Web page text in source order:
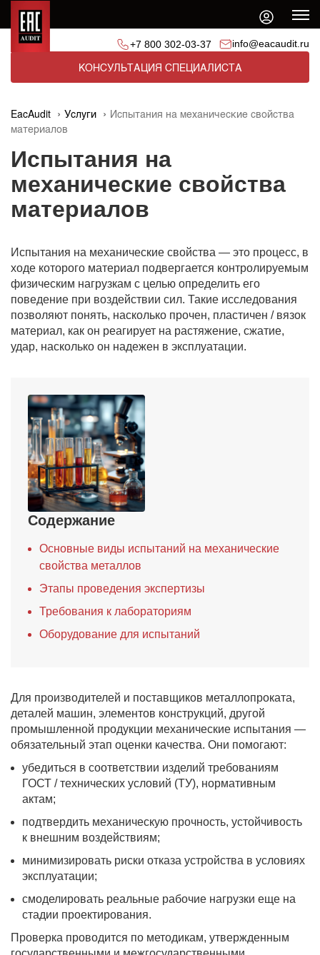
+7 800 302-03-37 info@eacaudit.ru
КОНСУЛЬТАЦИЯ СПЕЦИАЛИСТА
EacAudit Услуги
Испытания на механические свойства
материалов
Испытания на
механические свойства
материалов
Испытания на механические свойства — это процесс, в
ходе которого материал подвергается контролируемым
физическим нагрузкам с целью определить его
поведение при воздействии сил. Такие исследования
позволяют понять, насколько прочен, пластичен / вязок
материал, как он реагирует на растяжение, сжатие,
удар, насколько он надежен в эксплуатации.
Содержание
Основные виды испытаний на механические
свойства металлов
Этапы проведения экспертизы
Требования к лабораториям
Оборудование для испытаний
Для производителей и поставщиков металлопроката,
деталей машин, элементов конструкций, другой
промышленной продукции механические испытания —
обязательный этап оценки качества. Они помогают:
убедиться в соответствии изделий требованиям
ГОСТ / технических условий (ТУ), нормативным
актам;
подтвердить механическую прочность, устойчивость
к внешним воздействиям;
минимизировать риски отказа устройства в условиях
эксплуатации;
смоделировать реальные рабочие нагрузки еще на
стадии проектирования.
Проверка проводится по методикам, утвержденным